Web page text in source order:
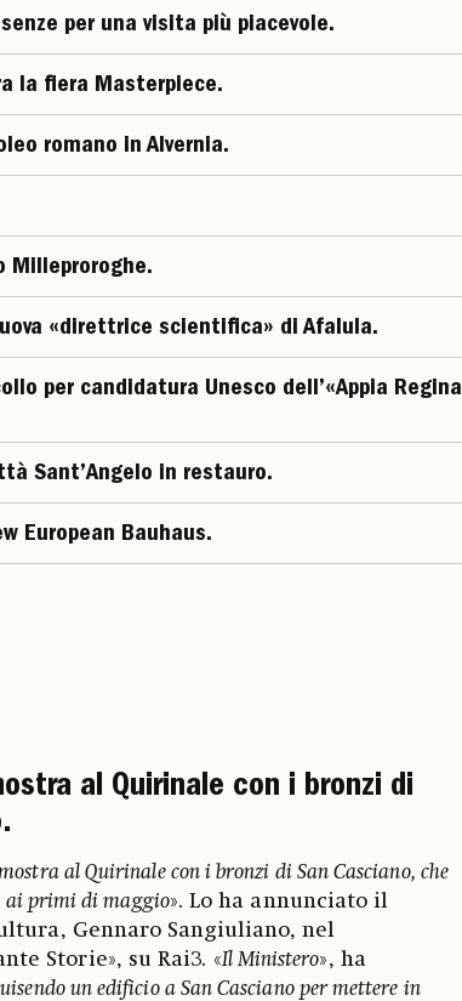
per una visita più piacevole.
la fiera Masterpiece.
romano in Alvernia.
Milleproroghe.
«direttrice scientifica» di Afalula.
per candidatura Unesco dell’«Appia Regina
Sant’Angelo in restauro.
European Bauhaus.
al Quirinale con i bronzi di
al Quirinale con i bronzi di San Casciano, che
ai primi di maggio». Lo ha annunciato il
Gennaro Sangiuliano, nel
Storie», su Rai3. «Il Ministero», ha
un edificio a San Casciano per mettere in